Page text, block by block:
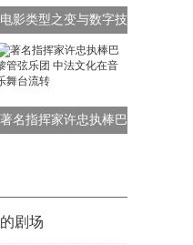
电影类型之变与数字技
术之兴
著名指挥家许忠执棒巴
剧场